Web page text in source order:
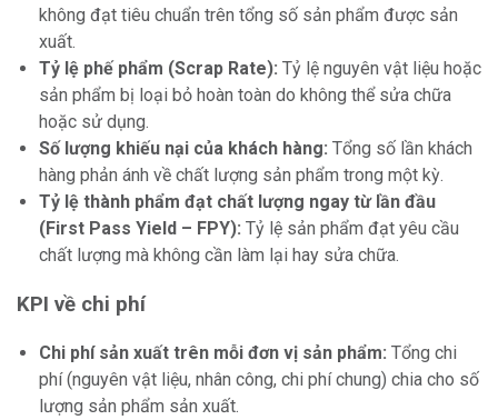
không đạt tiêu chuẩn trên tổng số sản phẩm được sản
xuất.
Tỷ lệ phế phẩm (Scrap Rate): Tỷ lệ nguyên vật liệu hoặc
sản phẩm bị loại bỏ hoàn toàn do không thể sửa chữa
hoặc sử dụng.
Số lượng khiếu nại của khách hàng: Tổng số lần khách
hàng phản ánh về chất lượng sản phẩm trong một kỳ.
Tỷ lệ thành phẩm đạt chất lượng ngay từ lần đầu
(First Pass Yield – FPY): Tỷ lệ sản phẩm đạt yêu cầu
chất lượng mà không cần làm lại hay sửa chữa.
KPI về chi phí
Chi phí sản xuất trên mỗi đơn vị sản phẩm: Tổng chi
phí (nguyên vật liệu, nhân công, chi phí chung) chia cho số
lượng sản phẩm sản xuất.